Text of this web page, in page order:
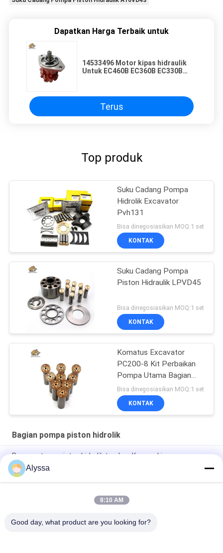
Dapatkan Harga Terbaik untuk
14533496 Motor kipas hidraulik
Untuk EC460B EC360B EC330B
Terus
Top produk
Suku Cadang Pompa
Hidrolik Excavator
Pvh131
Bisa dinegosiasikan MOQ:1 set
KONTAK
Suku Cadang Pompa
Piston Hidraulik LPVD45
Bisa dinegosiasikan MOQ:1 set
KONTAK
Komatus Excavator
PC200-8 Kit Perbaikan
Pompa Utama Bagian
Pompa Hidraulik Pompa
Piston Layanan
Perbaikan Pemeliharaan
Bisa dinegosiasikan MOQ:1 set
KONTAK
Bagian pompa piston hidrolik
Pompa utama piston hidrolik tandem Kawasaki
K3V112DTP1F9R-9Y14-HV
Pompa piston aksial perpindahan variabel tekanan tinggi
Alyssa
8:10 AM
Good day, what product are you looking for?